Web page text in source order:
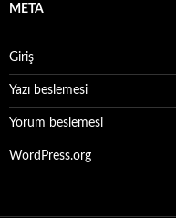
META
Giriş
Yazı beslemesi
Yorum beslemesi
WordPress.org